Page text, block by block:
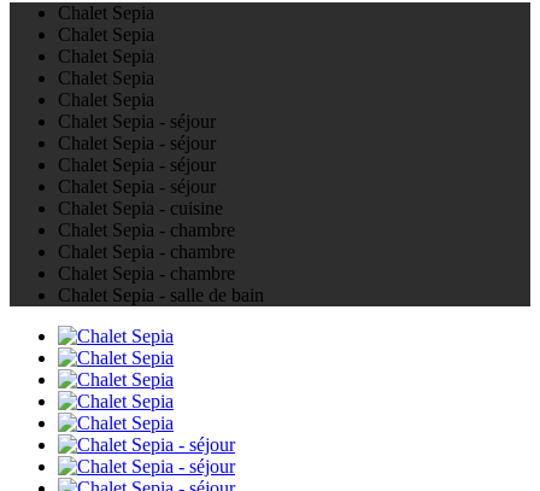
Chalet Sepia
Chalet Sepia
Chalet Sepia
Chalet Sepia
Chalet Sepia
Chalet Sepia - séjour
Chalet Sepia - séjour
Chalet Sepia - séjour
Chalet Sepia - séjour
Chalet Sepia - cuisine
Chalet Sepia - chambre
Chalet Sepia - chambre
Chalet Sepia - chambre
Chalet Sepia - salle de bain